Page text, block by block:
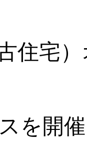
住宅
を開